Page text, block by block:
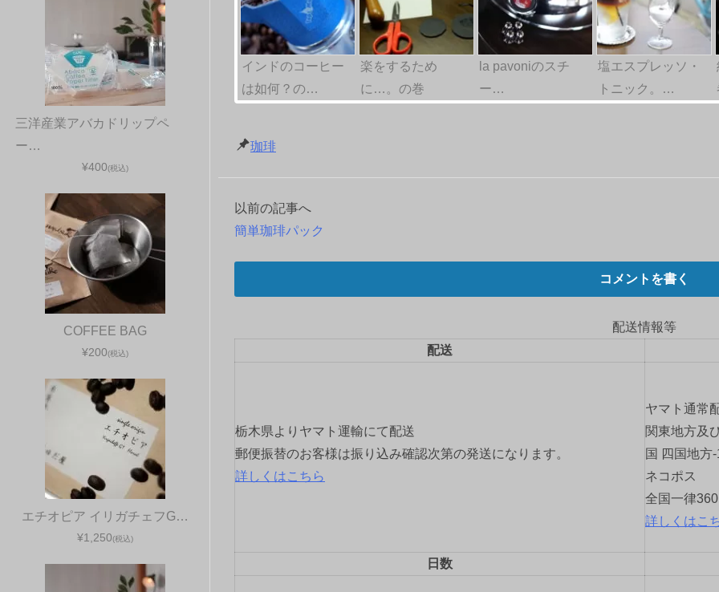
インドのコーヒー
は如何？の…
楽をするため
に…。の巻
la pavoniのスチ
ー…
塩エスプレッソ・
トニック。…
珈琲
投
シ
ョ
以前の記事へ
簡単珈琲パック
コメントを書く
配送情報等
配送
栃木県よりヤマト運輸にて配送
郵便振替のお客様は振り込み確認次第の発送になります。
詳しくはこちら
ヤマト通常
関東地方及
国 四国地方
ネコポス
全国一律
詳しくはこ
日数
三洋産業アバカドリップペ
ー…
¥400(税込)
COFFEE BAG
¥200(税込)
エチオピア イリガチェフG…
¥1,250(税込)